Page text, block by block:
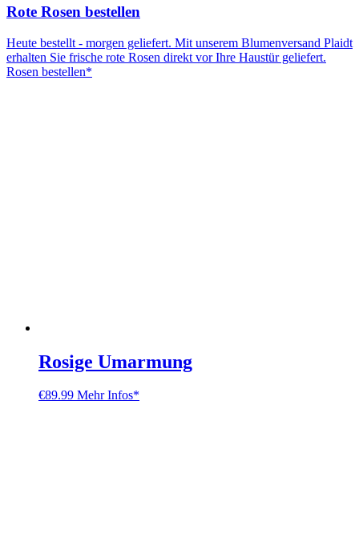
Rote Rosen bestellen
Heute bestellt - morgen geliefert. Mit unserem Blumenversand Plaidt
erhalten Sie frische rote Rosen direkt vor Ihre Haustür geliefert.
Rosen bestellen*
Rosige Umarmung
€89.99 Mehr Infos*